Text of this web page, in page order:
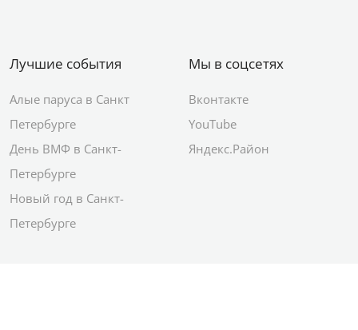
Лучшие события
Алые паруса в Санкт
Петербурге
День ВМФ в Санкт-
Петербурге
Новый год в Санкт-
Петербурге
Мы в соцсетях
Вконтакте
YouTube
Яндекс.Район